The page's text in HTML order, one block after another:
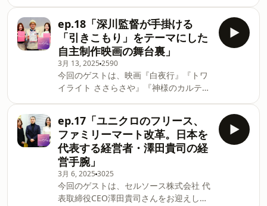
の魅力●俳優としてこれから挑戦したい
役柄は？●健康を保つ秘訣は？●好きな
タイプは？●冷蔵庫の中にいつも入って
いるものは？●よく聴くミュージカルの
サントラ●新卒1年目に忘れられないで
きごと 番組の感想は以下メール：
tj@1242.comSee
omnystudio.com/listener for privacy
information.
としてだけでなく、『バチェラー・ジャ
パン シーズン１』初代バチェラーとして
もおなじみの久保さんに起業についてた
っぷり伺いました。 ●東大合格のために
坊主頭!?●バチェラー・ジャパン出演の
きっかけ●久保流・迷った時の選択方法
●起業家として腹を括った理由●CLASっ
てどんなサービス？●CLASのビジョン●
これからの起業家へアドバイス●子供の
頃、将来の夢はなかった●一番うれしか
った思い出は？●『バチェラー・ジャパ
ン』に出演して良かったこと 番組の感想
は以下メール：tj@1242.comSee
omnystudio.com/listener for privacy
information.
ep.18「深川監督が手掛ける
「引きこもり」をテーマにした
自主制作映画の舞台裏」
3月 13, 2025 2590
今回のゲストは、映画『白夜行』『トワ
イライト ささらさや』『神様のカルテ』
督の深川栄洋さん。深川監督をお迎えし
て、監督が現在制作中の新作『あなたの
息子ひき出します！』の裏側、映画監督
のルーツに迫る話などを伺っています。
●はじめて作った自主制作映画について
●引きこもりをテーマにした自主制作映
画で起きたトラブル●映画の資金問題●
尊敬している映画監督は？●深川監督の
ep.17「ユニクロのフリース、
ファミリーマート改革。日本を
代表する経営者・澤田貴司の経
営手腕」
3月 6, 2025 3025
今回のゲストは、セルソース株式会社 代
表取締役CEO澤田貴司さんをお迎えし